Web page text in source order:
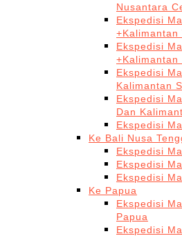
Nusantara
Ekspedisi
+Kalimantan
Ekspedisi
+Kalimantan
Ekspedisi
Kalimantan
Ekspedisi
Dan
Ekspedisi
Ke Bali Nusa
Ekspedisi
Ekspedisi
Ekspedisi
Ke Papua
Ekspedisi
Papua
Ekspedisi